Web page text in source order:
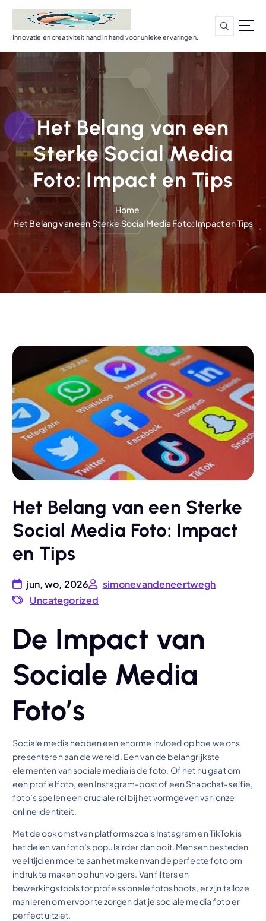
d
n
Innovatie en creativiteit hand in hand voor unieke ervaringen.
Het Belang van een
Sterke Social Media
Foto: Impact en Tips
Home
Het Belang van een Sterke Social Media Foto: Impact en Tips
Het Belang van een Sterke
Social Media Foto: Impact
en Tips
jun, wo, 2026
simonevandeneertwegh
Uncategorized
De Impact van
Sociale Media
Foto’s
Sociale media hebben een enorme invloed op hoe we ons
presenteren aan de wereld. Een van de belangrijkste
elementen van sociale media is de foto. Of het nu gaat om
een profielfoto, een Instagram-post of een Snapchat-selfie,
foto’s spelen een cruciale rol bij het vormgeven van onze
online identiteit.
Met de opkomst van platforms zoals Instagram en TikTok is
het delen van foto’s populairder dan ooit. Mensen besteden
veel tijd en moeite aan het maken van de perfecte foto om
indruk te maken op hun volgers. Van filters en
bewerkingstools tot professionele fotoshoots, er zijn talloze
manieren om ervoor te zorgen dat je sociale media foto er
perfect uitziet.